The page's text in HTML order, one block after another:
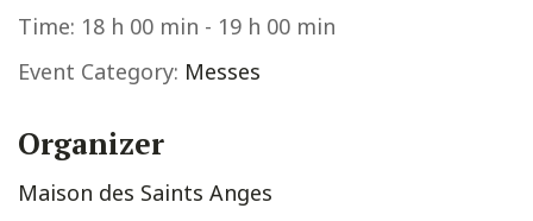
Time: 18 h 00 min - 19 h 00 min
Event Category: Messes
Organizer
Maison des Saints Anges